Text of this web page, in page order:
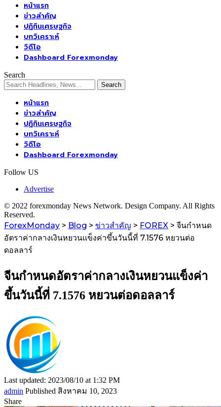
หน้าแรก
ข่าวสำคัญ
ปฏิทินเศรษฐกิจ
บทวิเคราะห์
วิดีโอ
Dashboard Forexmonday
Search
หน้าแรก
ข่าวสำคัญ
ปฏิทินเศรษฐกิจ
บทวิเคราะห์
วิดีโอ
Dashboard Forexmonday
Follow US
Advertise
© 2022 forexmonday News Network. Design Company. All Rights
Reserved.
ForexMonday > Blog > ข่าวสำคัญ > FOREX > จีนกำหนด
อัตราค่ากลางเงินหยวนแข็งค่าขึ้นวันนี้ที่ 7.1576 หยวนต่อ
ดอลลาร์
จีนกำหนดอัตราค่ากลางเงินหยวนแข็งค่า
ขึ้นวันนี้ที่ 7.1576 หยวนต่อดอลลาร์
Last updated: 2023/08/10 at 1:32 PM
admin Published สิงหาคม 10, 2023
Share